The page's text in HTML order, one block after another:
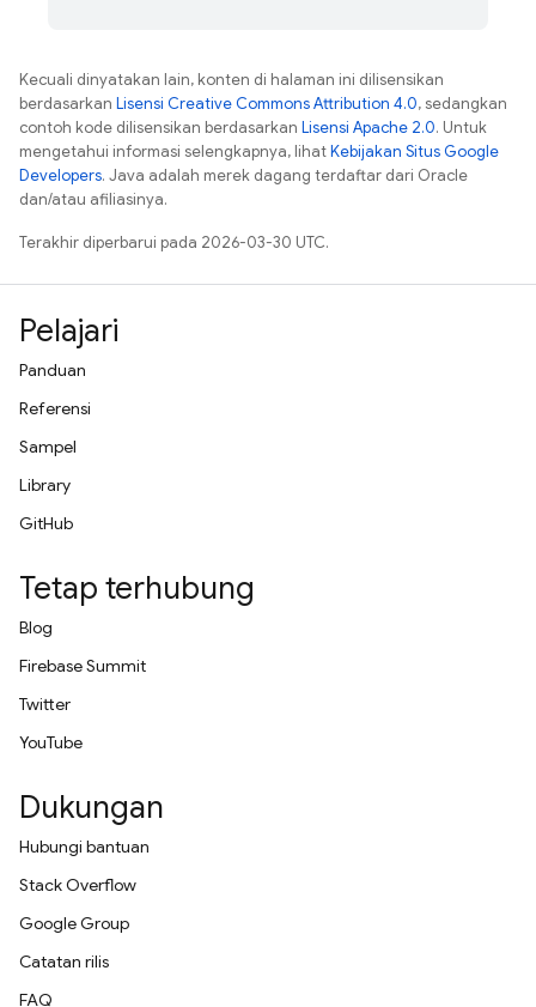
Kecuali dinyatakan lain, konten di halaman ini dilisensikan
berdasarkan Lisensi Creative Commons Attribution 4.0, sedangkan
contoh kode dilisensikan berdasarkan Lisensi Apache 2.0. Untuk
mengetahui informasi selengkapnya, lihatKebijakan Situs Google
Developers. Java adalah merek dagang terdaftar dari Oracle
dan/atau afiliasinya.
Terakhir diperbarui pada 2026-03-30 UTC.
Pelajari
Panduan
Referensi
Sampel
Library
GitHub
Tetap terhubung
Blog
Firebase Summit
Twitter
YouTube
Dukungan
Hubungi bantuan
Stack Overflow
Google Group
Catatan rilis
FAQ